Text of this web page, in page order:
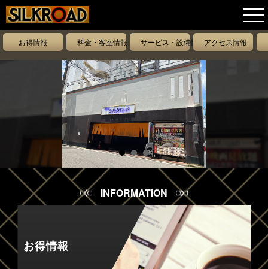
お得情報 料金・客室情報 サービス・設備情報アクセス情報
INFORMATION
お得情報